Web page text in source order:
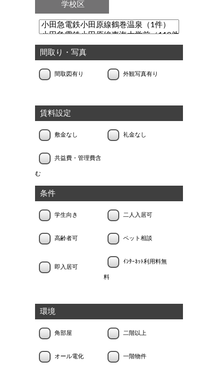
学校区
間取り・写真
間取図有り 外観写真有り
賃料設定
敷金なし 礼金なし
共益費・管理費含
む
条件
学生向き 二人入居可
高齢者可 ペット相談
即入居可
ｲﾝﾀｰﾈｯﾄ利用料無
料
環境
角部屋 二階以上
オール電化 一階物件